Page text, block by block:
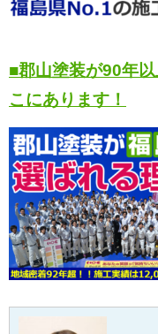
■郡山塗装が90年
こにあります！